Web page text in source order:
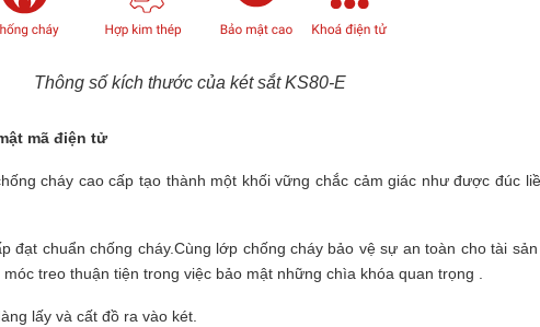
Thông số kích thước của két sắt KS80-E
mã điện tử
cháy cao cấp tạo thành một khối vững chắc cảm giác như được đúc
đạt chuẩn chống cháy.Cùng lớp chống cháy bảo vệ sự an toàn cho tài
treo thuận tiện trong việc bảo mật những chìa khóa quan trọng .
lấy và cất đồ ra vào két.